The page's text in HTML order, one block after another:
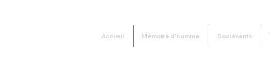
Accueil Mémoire d'homme Documents